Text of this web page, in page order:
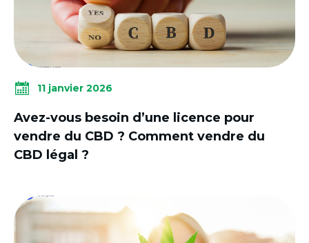
11 janvier 2026
Avez-vous besoin d’une licence pour
vendre du CBD ? Comment vendre du
CBD légal ?